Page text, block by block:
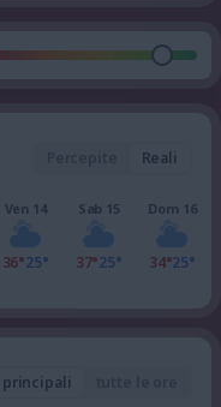
Reali
Ven 14
36°25°
Sab 15
37°25°
Dom 16
34°25°
principali